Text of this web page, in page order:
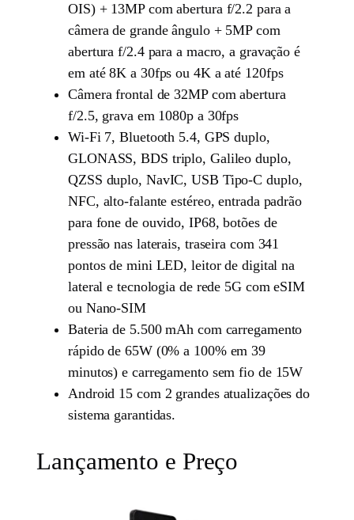
OIS) + 13MP com abertura f/2.2 para a
câmera de grande ângulo + 5MP com
abertura f/2.4 para a macro, a gravação é
em até 8K a 30fps ou 4K a até 120fps
Câmera frontal de 32MP com abertura
f/2.5, grava em 1080p a 30fps
Wi-Fi 7, Bluetooth 5.4, GPS duplo,
GLONASS, BDS triplo, Galileo duplo,
QZSS duplo, NavIC, USB Tipo-C duplo,
NFC, alto-falante estéreo, entrada padrão
para fone de ouvido, IP68, botões de
pressão nas laterais, traseira com 341
pontos de mini LED, leitor de digital na
lateral e tecnologia de rede 5G com eSIM
ou Nano-SIM
Bateria de 5.500 mAh com carregamento
rápido de 65W (0% a 100% em 39
minutos) e carregamento sem fio de 15W
Android 15 com 2 grandes atualizações do
sistema garantidas.
Lançamento e Preço